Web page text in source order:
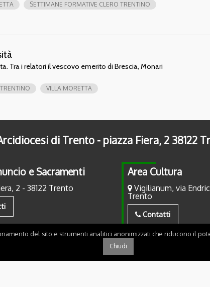
SETTIMANE FORMATIVE CLERO TRENTINO
Tra i relatori il vescovo emerito di Brescia, Monari
VILLA MORETTA
di Trento - piazza Fiera, 2 38122
e Sacramenti
2 - 38122 Trento
Area Cultura
Vigilianum, via
Trento
Contatti
del sito e strumenti analitici anonimizzati che riducono il
Chiudi